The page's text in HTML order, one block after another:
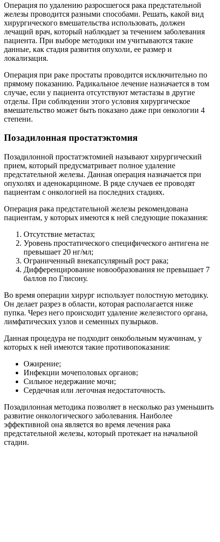
Операция по удалению разросшегося рака предстательной
железы проводится разными способами. Решать, какой вид
хирургического вмешательства использовать, должен
лечащий врач, который наблюдает за течением заболевания
пациента. При выборе методики им учитываются такие
данные, как стадия развития опухоли, ее размер и
локализация.
Операция при раке простаты проводится исключительно по
прямому показанию. Радикальное лечение назначается в том
случае, если у пациента отсутствуют метастазы в другие
отделы. При соблюдении этого условия хирургическое
вмешательство может быть показано даже при онкологии 4
степени.
Позадилонная простатэктомия
Позадилонной простатэктомией называют хирургический
прием, который предусматривает полное удаление
предстательной железы. Данная операция назначается при
опухолях и аденокарциноме. В ряде случаев ее проводят
пациентам с онкологией на последних стадиях.
Операция рака предстательной железы рекомендована
пациентам, у которых имеются к ней следующие показания:
Отсутствие метастаз;
Уровень простатического специфического антигена не
превышает 20 нг/мл;
Ограниченный внекапсулярный рост рака;
Дифференцирование новообразования не превышает 7
баллов по Глисону.
Во время операции хирург использует полостную методику.
Он делает разрез в области, которая располагается ниже
пупка. Через него происходит удаление железистого органа,
лимфатических узлов и семенных пузырьков.
Данная процедура не подходит онкобольным мужчинам, у
которых к ней имеются такие противопоказания:
Ожирение;
Инфекции мочеполовых органов;
Сильное недержание мочи;
Сердечная или легочная недостаточность.
Позадилонная методика позволяет в несколько раз уменьшить
развитие онкологического заболевания. Наиболее
эффективной она является во время лечения рака
предстательной железы, который протекает на начальной
стадии.